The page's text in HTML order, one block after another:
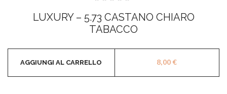
su
5
LUXURY – 5.73 CASTANO CHIARO
TABACCO
8,00€
AGGIUNGI AL CARRELLO